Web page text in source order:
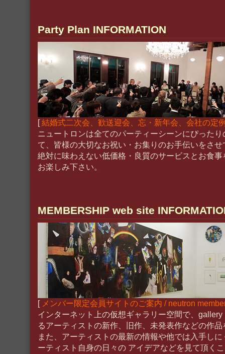
Party Plan INFORMATION
[結婚式二次会、歓送迎会、忘・新年会、会社の定
ニュートロンは全てのパーティーシーンにぴった
て、皆様の大切なお祝い・お集りのお手伝いをさ
絶対に味わえない低価格・良質のサービスとお食
お楽しみ下さい。
MEMBERSHIP web site
[ メンバー限定会員サイトのご案内 / neutron
インターネット上の仮想ギャラリー空間で、
るアーティストの新作、旧作、未発表作などの作
また、アーティストの最新の情報や他では入手し
ーティスト自身の日々の アイデアなどを見て頂く